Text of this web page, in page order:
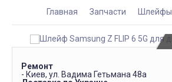
Главная Запчасти Шлейфы
Ремонт
- Киев, ул. Вадима Гетьмана 48а